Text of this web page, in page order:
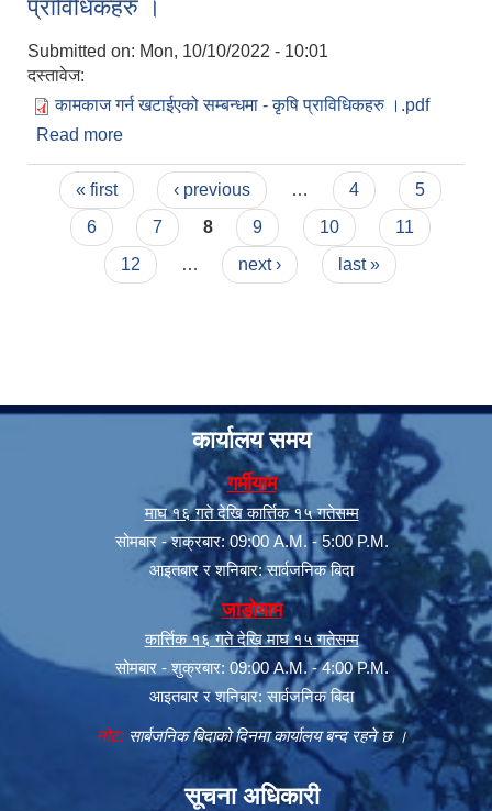
प्राविधिकहरु ।
Submitted on: Mon, 10/10/2022 - 10:01
दस्तावेज:
कामकाज गर्न खटाईएको सम्बन्धमा - कृषि प्राविधिकहरु ।.pdf
Read more
Pages
« first ‹ previous … 4
5
6
7 8 9 10
11
12
… next › last »
कार्यालय समय
गर्मीयाम
माघ १६ गते देखि कार्त्तिक १५ गतेसम्म
सोमबार - शक्रबार: 09:00 A.M. - 5:00 P.M.
आइतबार र शनिबार: सार्वजनिक बिदा
जाडोयाम
कार्त्तिक १६ गते देखि माघ १५ गतेसम्म
सोमबार - शुक्रबार: 09:00 A.M. - 4:00 P.M.
आइतबार र शनिबार: सार्वजनिक बिदा
नोट:सार्बजनिक बिदाको दिनमा कार्यालय बन्द रहने छ ।
सूचना अधिकारी